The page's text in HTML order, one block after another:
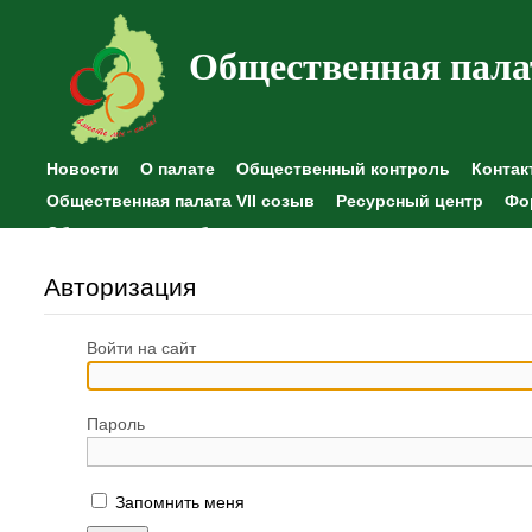
Общественная
Новости О палате Общественный контроль
Общественная палата VII созыв
Ресурсный центр
Общественные наблюдения
Авторизация
Войти на сайт
Пароль
Запомнить меня